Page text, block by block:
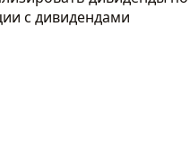
с дивидендами